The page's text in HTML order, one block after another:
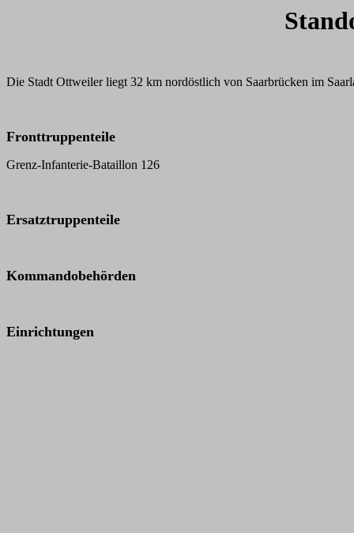
Die Stadt Ottweiler liegt 32 km nordöstlich von Saarbrücken im
Fronttruppenteile
Grenz-Infanterie-Bataillon 126
Ersatztruppenteile
Kommandobehörden
Einrichtungen